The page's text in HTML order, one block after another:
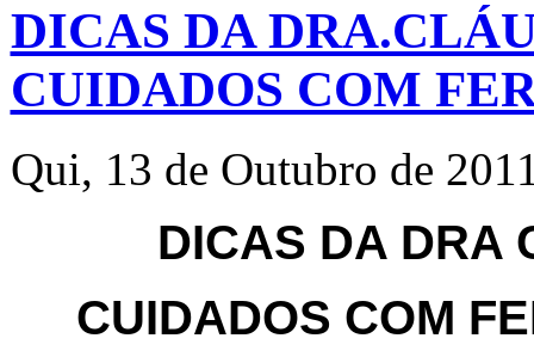
DICAS DA
CUIDADOS COM
Qui, 13 de Outubro de
DICAS DA DRA
CUIDADOS COM